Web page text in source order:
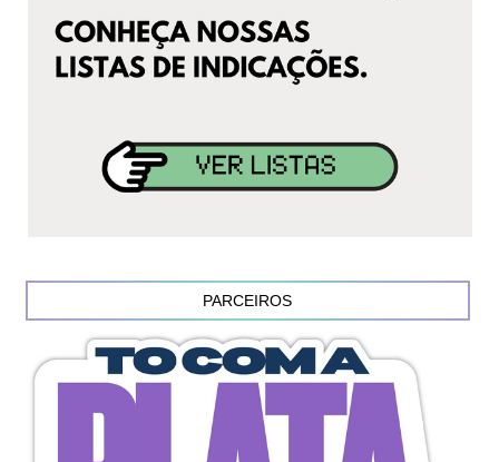
PARCEIROS